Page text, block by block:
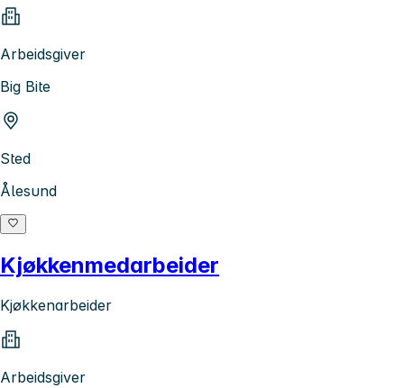
Arbeidsgiver
Big Bite
Sted
Ålesund
Kjøkkenmedarbeider
Kjøkkenarbeider
Arbeidsgiver